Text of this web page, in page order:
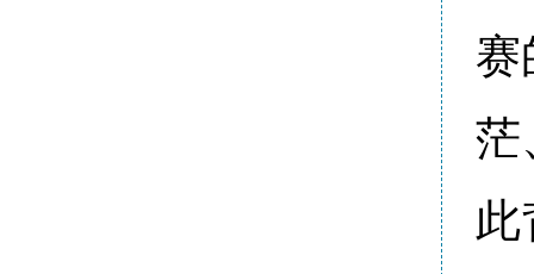
赛
茫